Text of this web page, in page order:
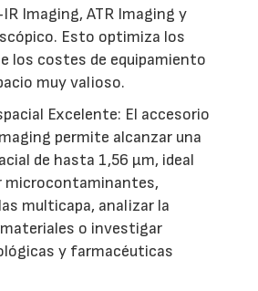
Imaging, ATR Imaging y
Esto optimiza los
los costes de equipamiento
muy valioso.
Excelente: El accesorio
permite alcanzar una
de hasta 1,56 µm, ideal
microcontaminantes,
multicapa, analizar la
o investigar
y farmacéuticas